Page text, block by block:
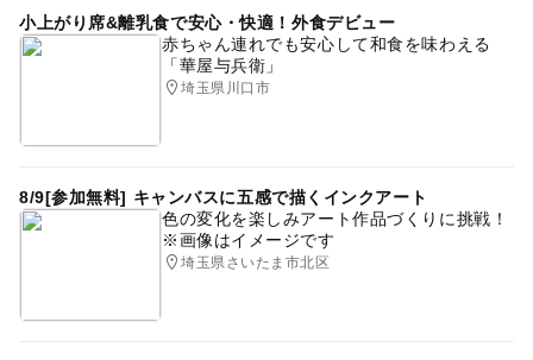
小上がり席&離乳食で安心・快適！外食デビュー
赤ちゃん連れでも安心して和食を味わえる
「華屋与兵衛」
埼玉県川口市
8/9[参加無料] キャンバスに五感で描くインクアート
色の変化を楽しみアート作品づくりに挑戦！
※画像はイメージです
埼玉県さいたま市北区